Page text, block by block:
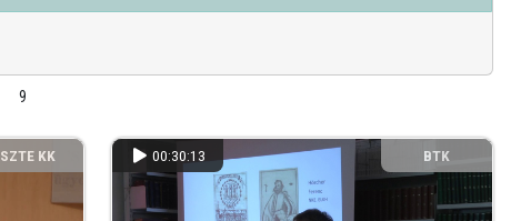
9
SZTE KK 00:30:13 BTK